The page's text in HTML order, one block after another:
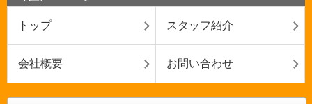
トップ スタッフ紹介
会社概要 お問い合わせ